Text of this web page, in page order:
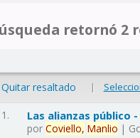
retornó 2
Quitar resaltado |
1. Las alianzas público
porCoviello, Manlio |